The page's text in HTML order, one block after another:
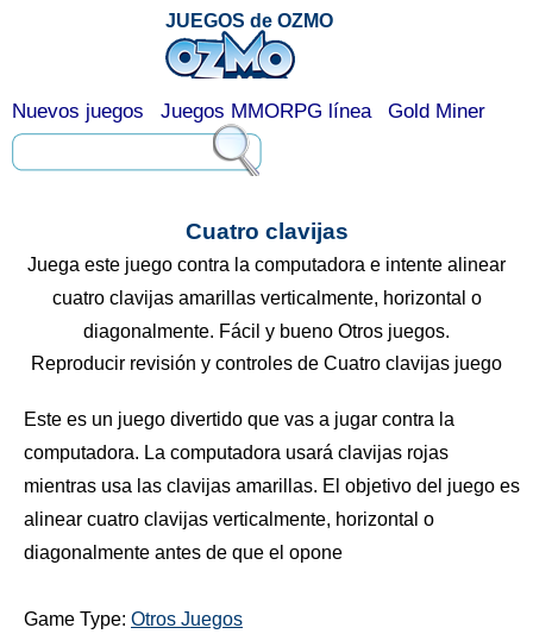
Cuatro clavijas
Juega este juego contra la computadora e intente alinear
cuatro clavijas amarillas verticalmente, horizontal o
diagonalmente. Fácil y bueno Otros juegos.
Reproducir revisión y controles de Cuatro clavijas juego
Este es un juego divertido que vas a jugar contra la
computadora. La computadora usará clavijas rojas
mientras usa las clavijas amarillas. El objetivo del juego es
alinear cuatro clavijas verticalmente, horizontal o
diagonalmente antes de que el opone
Game Type: Otros Juegos
JUEGOS de OZMO
Nuevos juegos Juegos MMORPG línea Gold Miner